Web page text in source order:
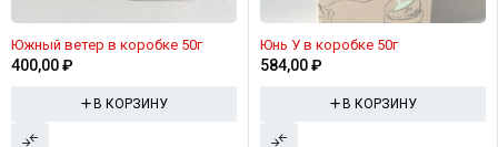
Южный ветер в коробке 50г
400,00₽
В КОРЗИНУ
Юнь У в коробке 50г
584,00₽
В КОРЗИНУ